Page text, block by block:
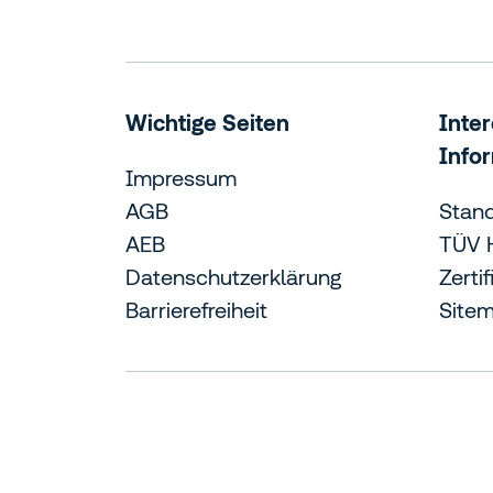
Wichtige Seiten
Impressum
AGB
AEB
Datenschutzerklärung
Barrierefreiheit
TÜV